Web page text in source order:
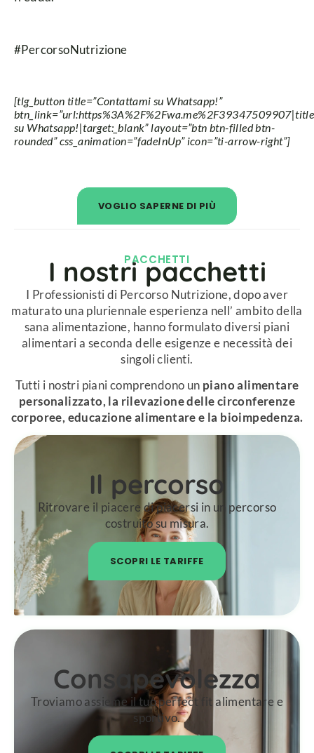
#PercorsoNutrizione
[tlg_button title=”Contattami su Whatsapp!”
su Whatsapp!|target:_blank” layout=”btn btn-filled btn-
rounded” css_animation=”fadeInUp” icon=”ti-arrow-right”]
VOGLIO SAPERNE DI PIÙ
PACCHETTI​
I nostri pacchetti​
I Professionisti di Percorso Nutrizione, dopo aver
maturato una pluriennale esperienza nell’ ambito della
sana alimentazione, hanno formulato diversi piani
alimentari a seconda delle esigenze e necessità dei
singoli clienti.
Tutti i nostri piani comprendono un piano alimentare
personalizzato, la rilevazione delle circonferenze
corporee, educazione alimentare e la bioimpedenza.
Il percorso
Ritrovare il piacere di piacersi in un percorso
costruito su misura.
SCOPRI LE TARIFFE
Consapevolezza
Troviamo assieme il tuo perfect fit alimentare e
sportivo.